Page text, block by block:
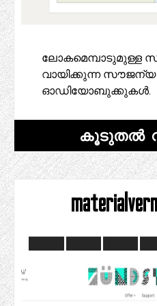
ലോകമെമ്പാടുമുള്ള
വായിക്കുന്ന
ഓഡിയോബുക്കുകൾ.
കൂടുതൽ